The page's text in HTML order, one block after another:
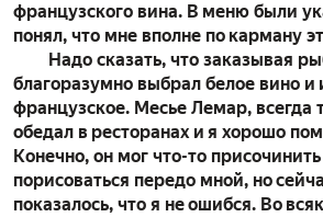
французского вина. В меню были
понял, что мне вполне по карману
Надо сказать, что заказывая
благоразумно выбрал белое вино и
французское. Месье Лемар, всегда
обедал в ресторанах и я хорошо
Конечно, он мог что-то
порисоваться передо мной, но
показалось, что я не ошибся. Во